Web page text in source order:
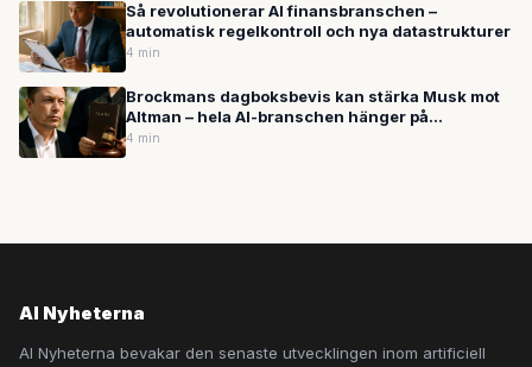
Så revolutionerar AI finansbranschen –
automatisk regelkontroll och nya datastrukturer
4 min
Brockmans dagboksbevis kan stärka Musk mot
Altman – hela AI-branschen hänger på
rättegången
4 min
AI Nyheterna
AI Nyheterna bevakar den senaste utvecklingen inom artificiell